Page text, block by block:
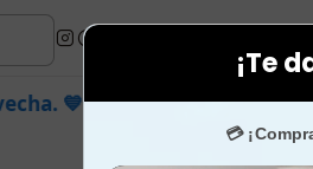
¡Te
💳
Marcas Dermik Facial Cremas
enInstagramconfían en